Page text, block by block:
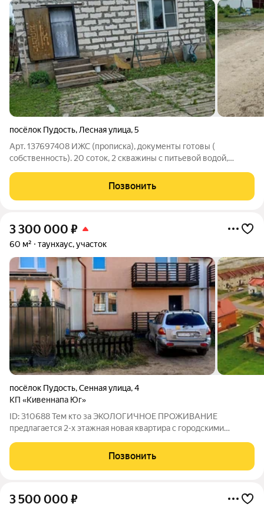
посёлок Пудость, Лесная улица,5
Арт. 137697408 ИЖС (прописка), документы готовы (
собственность). 20 соток, 2 скважины с питьевой водой,
Квадратный разработанный участок, огороженная территория,
плодовые деревья, ягодные кусты. На
Позвонить
3 300 000 ₽
60 м² таунхаус, участок
посёлок Пудость,Сенная улица,4
КП «Кивеннапа Юг»
ID: 310688 Тем кто за ЭКОЛОГИЧНОЕ ПРОЖИВАНИЕ
предлагается 2-х этажная новая квартира с городскими
приусадебным участком .На первом этаже расположена
большая КУХНЯ-ГОСТИНАЯ: 18.9.кв., на втором этаже
Позвонить
3 500 000 ₽